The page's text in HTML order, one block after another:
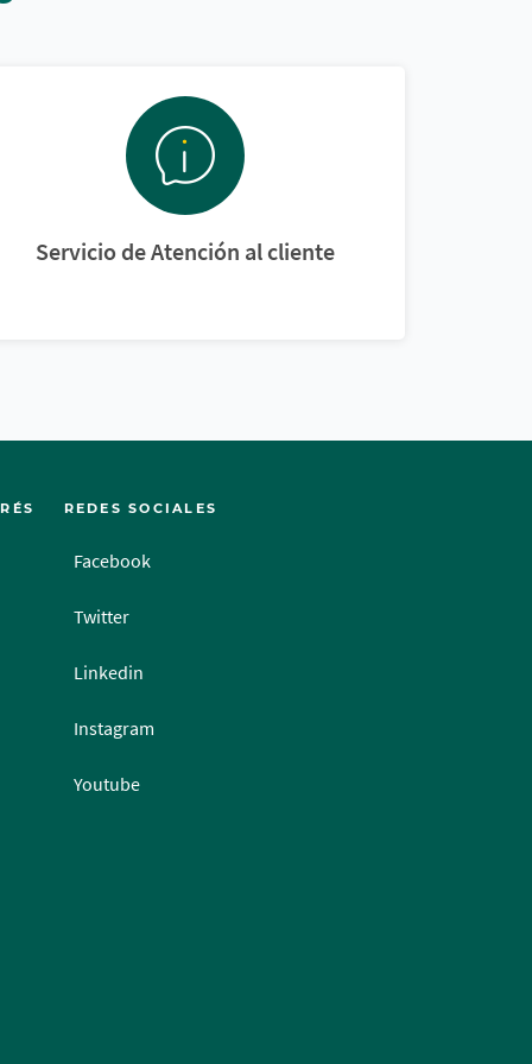
Servicio de Atención al cliente
REDES SOCIALES
Facebook
Twitter
Linkedin
Instagram
Youtube